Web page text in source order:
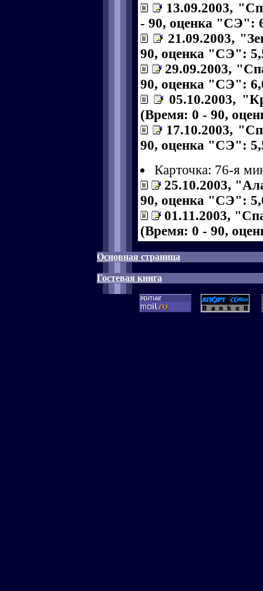
13.09.2003,
- 90, оценка "СЭ":
21.09.2003,
90, оценка "СЭ":
29.09.2003,
90, оценка "СЭ":
05.10.2003,
(Время: 0 - 90,
17.10.2003,
90, оценка "СЭ":
Карточка: 76-я
25.10.2003,
90, оценка "СЭ":
01.11.2003,
(Время: 0 - 90,
Основная страница
Гостевая книга